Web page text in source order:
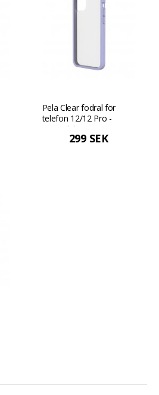
Pela Clear fodral för
telefon 12/12 Pro -
Lavendel
299 SEK